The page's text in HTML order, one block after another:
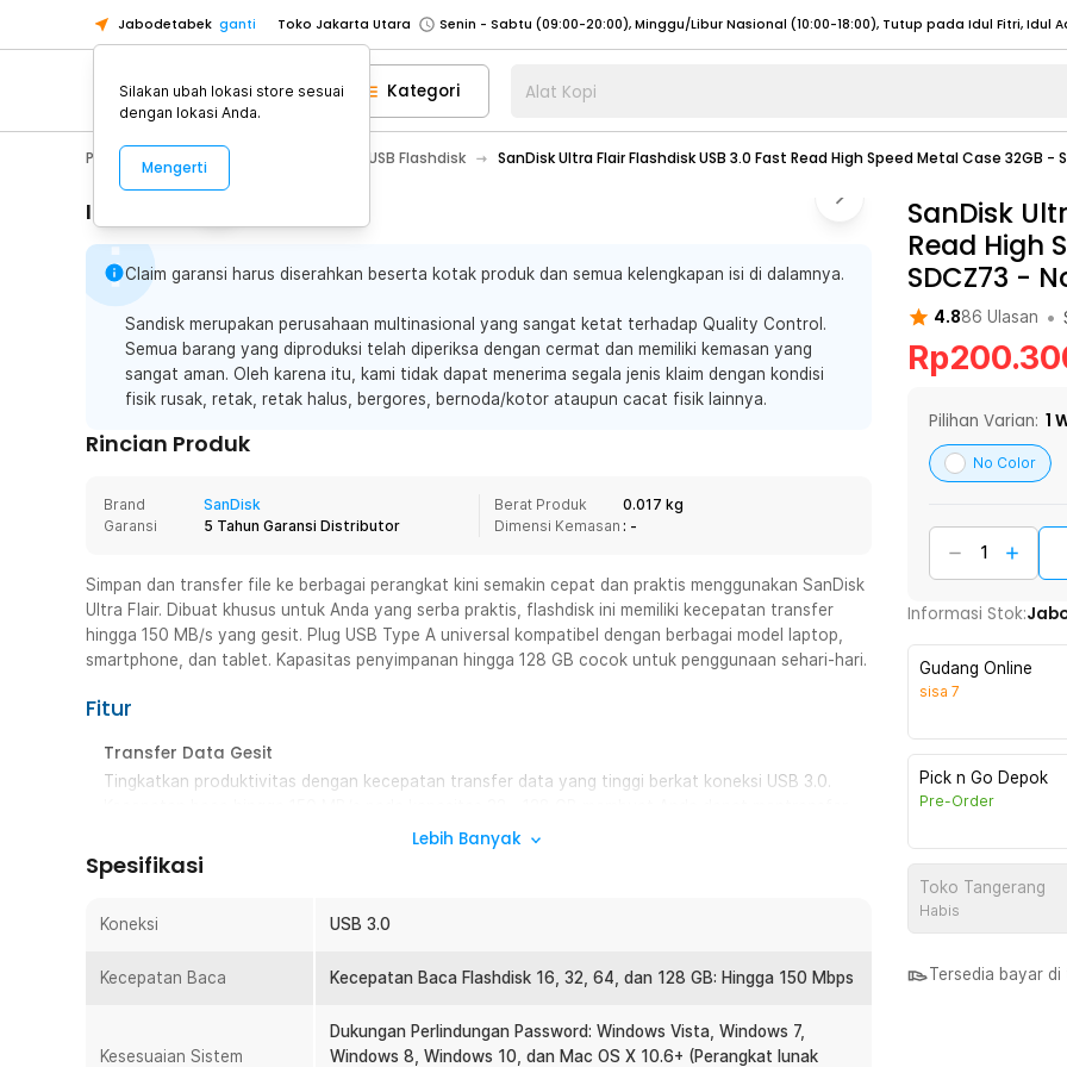
Jabodetabek ganti Toko Jakarta Utara
Toko Tangerang
Toko Cikupa
Pick n Go Jakarta Barat
Senin - Jumat (07:00 - 20:00), Sabtu - Minggu (08:00 - 20:00), Tutup pada Idul Fitri
Pick n Go Bekasi
Senin - Jumat (08:00 - 20:00), Sabtu - Minggu/ Libur Nasional (08:00 - 17:00) Selengkapnya
Senin - Jumat (08:00 - 20:00), Sabtu - Minggu/ Libur Nasional (08:00 - 17:00) Selengkapnya
Senin - Sabtu (09:00-20:00), Minggu/Libur Nasional (12:00-20:00), Tutup pada Idul Fitri
Toko Jakarta Barat
Senin - Sabtu (09:00-20:00), Minggu/Libur Nasional (12:00-20:00), Tutup pada Idul Fitri
Toko Tangerang
Toko Cikupa
Senin - Jumat (07:00 - 20:00), Sabtu - Minggu (08:00 - 20:00), Tutup pada Idul Fitri
Senin - Jumat (08:00 - 20:00), Sabtu - Minggu/ Libur Nasional (08:00 - 17:00) Selengkapnya
Kategori Alat Kopi
PC & Laptop Storage Eksternal USB Flashdisk SanDisk Ultra Flair Flashdisk USB 3.0 Fast Read High Speed Metal Case 32GB -
Informasi Penting
Claim garansi harus diserahkan beserta kotak produk dan semua kelengkapan isi di dalamnya.
Sandisk merupakan perusahaan multinasional yang sangat ketat terhadap Quality Control.
Semua barang yang diproduksi telah diperiksa dengan cermat dan memiliki kemasan yang
sangat aman. Oleh karena itu, kami tidak dapat menerima segala jenis klaim dengan kondisi
fisik rusak, retak, retak halus, bergores, bernoda/kotor ataupun cacat fisik lainnya.
Rincian Produk
Brand
SanDisk
Garansi
5 Tahun Garansi Distributor
Berat Produk
0.017 kg
Dimensi Kemasan : -
Simpan dan transfer file ke berbagai perangkat kini semakin cepat dan praktis menggunakan SanDisk
Ultra Flair. Dibuat khusus untuk Anda yang serba praktis, flashdisk ini memiliki kecepatan transfer
hingga 150 MB/s yang gesit. Plug USB Type A universal kompatibel dengan berbagai model laptop,
smartphone, dan tablet. Kapasitas penyimpanan hingga 128 GB cocok untuk penggunaan sehari-hari.
Fitur
Transfer Data Gesit
Tingkatkan produktivitas dengan kecepatan transfer data yang tinggi berkat koneksi USB 3.0.
ribuan file hanya dalam hitungan detik. File besar seperti video 4K, foto, dan dokumen bisa
diakses tanpa perlu menunggu lama.
File dan dokumen penting tetap terjaga keamanannya karena SanDisk Ultra Flair sudah dibekali
dicuri. Fitur ini membantu menjaga privasi data dari akses tidak sah.
Hubungkan flashdisk dengan berbagai perangkat semakin mudah berkat plug USB Type A yang
universal. Transfer file dari laptop atau PC ke smartphone dan tablet menjadi lebih mudah. Ideal
Lebih Banyak
Spesifikasi
Koneksi USB 3.0
Kecepatan Baca Kecepatan Baca Flashdisk 16, 32, 64, dan 128 GB: Hingga 150 Mbps
Kesesuaian Sistem
Dukungan Perlindungan Password: Windows Vista, Windows 7,
Windows 8, Windows 10, dan Mac OS X 10.6+ (Perangkat lunak
SanDisk
Read High
SDCZ73 -
4.886 Ulasan •
Rp
Pilihan Varian: 1
No Color
Informasi Stok:
Gudang Online
sisa 7
Pick n Go Depok
Pre-Order
Toko Tangerang
Habis
Tersedia bayar
Silakan ubah lokasi store sesuai
dengan lokasi Anda.
Mengerti